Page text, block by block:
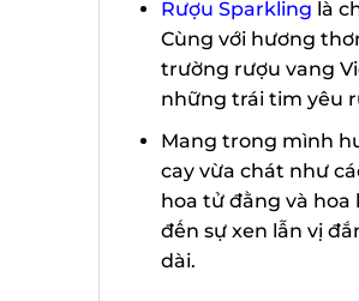
Rượu Sparklinglà
Cùng với hương
trường rượu vang
những trái tim yêu
Mang trong mình
cay vừa chát như
hoa tử đằng và
đến sự xen lẫn vị
dài.